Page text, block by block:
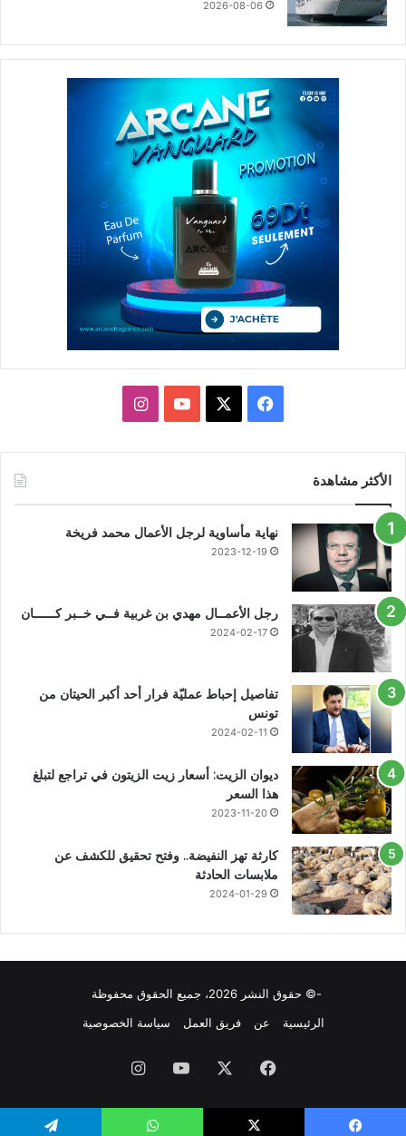
2026-08-06
فيسبوك يوتيوبانستقرام
الأكثر مشاهدة
نهاية مأساوية لرجل الأعمال محمد فريخة
2023-12-19
رجل الأعمــال مهدي بن غربية فــي خــبر كــــــان
2024-02-17
تفاصيل إحباط عمليّة فرار أحد أكبر الحيتان من
تونس
2024-02-11
ديوان الزيت: أسعار زيت الزيتون في تراجع لتبلغ
هذا السعر
2023-11-20
كارثة تهز النفيضة.. وفتح تحقيق للكشف عن
ملابسات الحادثة
2024-01-29
-© حقوق النشر 2026، جميع الحقوق محفوظة
الرئيسية
عن فريق العمل سياسة الخصوصية
فيسبوك يوتيوبانستقرام